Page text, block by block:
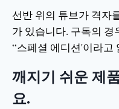
선반 위의 튜브가 격자
가 있습니다. 구독의
“스페셜 에디션'이라고
깨지기 쉬운 제
요.